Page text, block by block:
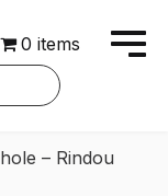
0 items
– Rindou